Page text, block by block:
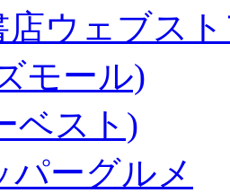
店ウェブス
モール)
ベスト)
ーグルメ